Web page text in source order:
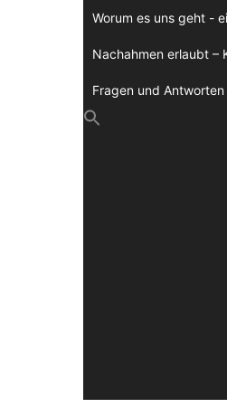
Worum es uns geht -
Nachahmen erlaubt –
Fragen und